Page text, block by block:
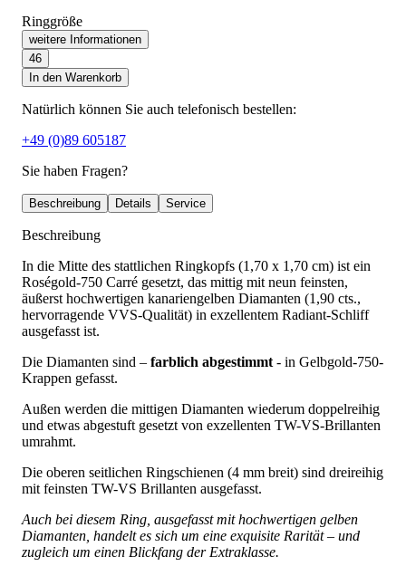
Ringgröße
weitere Informationen
46
In den Warenkorb
Natürlich können Sie auch telefonisch bestellen:
+49 (0)89 605187
Sie haben Fragen?
Beschreibung Details Service
Beschreibung
In die Mitte des stattlichen Ringkopfs (1,70 x 1,70 cm) ist ein
Roségold-750 Carré gesetzt, das mittig mit neun feinsten,
äußerst hochwertigen kanariengelben Diamanten (1,90 cts.,
hervorragende VVS-Qualität) in exzellentem Radiant-Schliff
ausgefasst ist.
Die Diamanten sind – farblich abgestimmt - in Gelbgold-750-
Krappen gefasst.
Außen werden die mittigen Diamanten wiederum doppelreihig
und etwas abgestuft gesetzt von exzellenten TW-VS-Brillanten
umrahmt.
Die oberen seitlichen Ringschienen (4 mm breit) sind dreireihig
mit feinsten TW-VS Brillanten ausgefasst.
Auch bei diesem Ring, ausgefasst mit hochwertigen gelben
Diamanten, handelt es sich um eine exquisite Rarität – und
zugleich um einen Blickfang der Extraklasse.